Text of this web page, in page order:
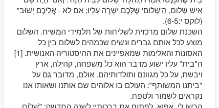
אִישׁ שָׁלוֹם, הַ'שָּׁלוֹם' שֶׁלָּכֶם יִשְׁרֶה עָלָיו; אִם לֹא - אֲלֵיכֶם יָשׁוּב"
(לוקס י:6-5).
השכנת שלום מרכזית לשליחות של תלמידי המשיח. השלום
מוצע לכל אותם גברים ונשים שכמהים לשלום בין כל
האסונות והאלימות שמאפיינים את ההיסטוריה האנושית. [1]
ה"בית" עליו ישוע מדבר הוא כל משפחה, קהילה, ארץ
ויבשת, על כל מגוונם ותולדותיהם. אולם, מדובר גם על
"ביתנו המשותף": העולם בו אלוהים שם אותנו ושאותו אנו
נקראים לשמור ולטפח.